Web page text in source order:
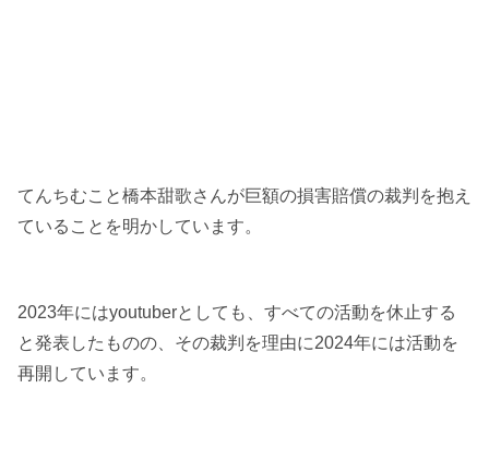
てんちむこと橋本甜歌さんが巨額の損害賠償の裁判を抱え
ていることを明かしています。
2023年にはyoutuberとしても、すべての活動を休止する
と発表したものの、その裁判を理由に2024年には活動を
再開しています。